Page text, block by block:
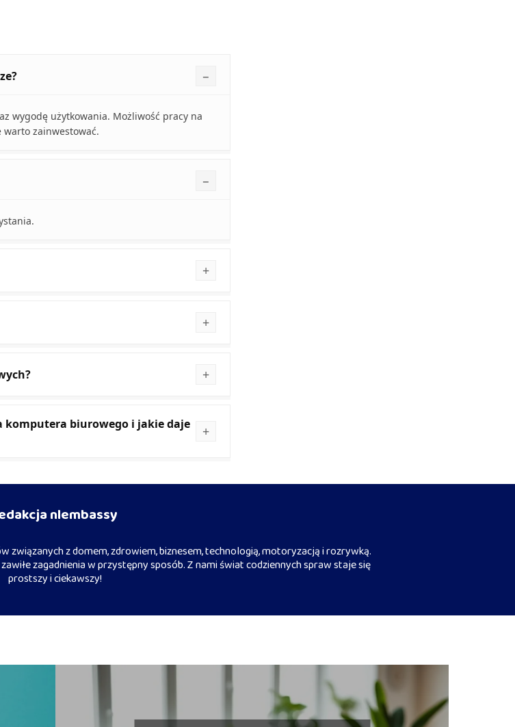
wygodę użytkowania. Możliwość pracy na
zainwestować.
komputera biurowego i jakie daje
nlembassy
związanych z domem, zdrowiem, biznesem, technologią, motoryzacją i rozrywką.
zagadnienia w przystępny sposób. Z nami świat codziennych spraw staje się
prostszy i ciekawszy!